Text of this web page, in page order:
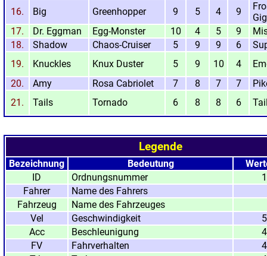
16.
Big Greenhopper 9 5 4 9
17.
Dr. Eggman Egg-Monster 10 4 5 9
18.
Shadow Chaos-Cruiser 5 9 9 6
19.
Knuckles Knux Duster 5 9 10 4
20.
Amy Rosa Cabriolet 7 8 7 7
21.
Tails Tornado 6 8 8 6
Legende
Bezeichnung Bedeutung
ID
Ordnungsnummer
Fahrer
Name des Fahrers
Fahrzeug
Name des Fahrzeuges
Vel
Geschwindigkeit
Acc
Beschleunigung
FV
Fahrverhalten